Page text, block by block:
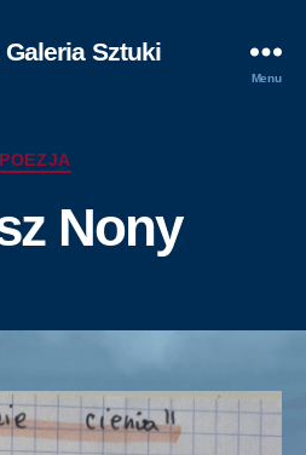
Sztuki
Menu
Kategorie
POEZJA
Nony